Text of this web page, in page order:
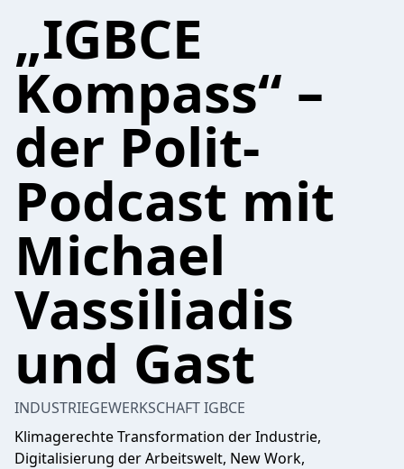
„IGBCE
Kompass“ –
der Polit-
Podcast mit
Michael
Vassiliadis
und Gast
INDUSTRIEGEWERKSCHAFT IGBCE
Klimagerechte Transformation der Industrie,
Digitalisierung der Arbeitswelt, New Work,